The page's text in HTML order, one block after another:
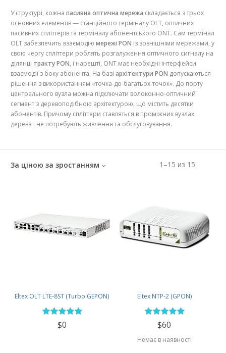
У структурі, кожна пасивна оптична мережа складається з трьох
основних елементів — станційного терміналу OLT, оптичних
пасивних спліттерів та терміналу абонентського ONT. Сам термінал
OLT забезпечить взаємодію мережі PON із зовнішніми мережами, у
свою чергу спліттери роблять розгалуження оптичного сигналу на
ділянці тракту PON, і нарешті, ONT має необхідні інтерфейси
взаємодії з боку абонента. На базі архітектури PON допускаються
рішення з використанням «точка-до-багатьох-точок». До порту
центрального вузла можна підключати волоконно-оптичний
сегмент з деревоподібною архітектурою, що містить десятки
абонентів. Причому спліттери ставляться в проміжних вузлах
дерева і не потребують живлення та обслуговування.
1 –15 из 15
За ціною за зростанням
Eltex OLT LTE-8ST (Turbo GEPON)
$0
Eltex NTP-2 (GPON)
$60
Немає в наявності